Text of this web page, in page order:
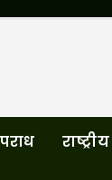
राष्ट्रीय